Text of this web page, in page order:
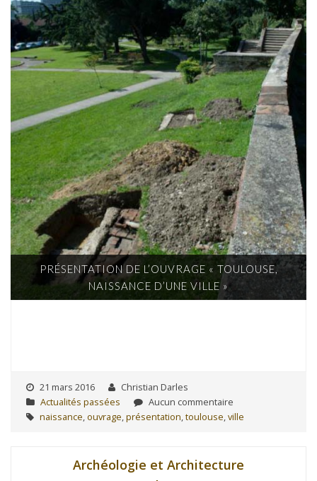
PRÉSENTATION DE L’OUVRAGE « TOULOUSE,
NAISSANCE D’UNE VILLE »
21 mars 2016
Christian Darles
Actualités passées
Aucun commentaire
naissance ouvrage présentation toulouse ville
Archéologie et Architecture